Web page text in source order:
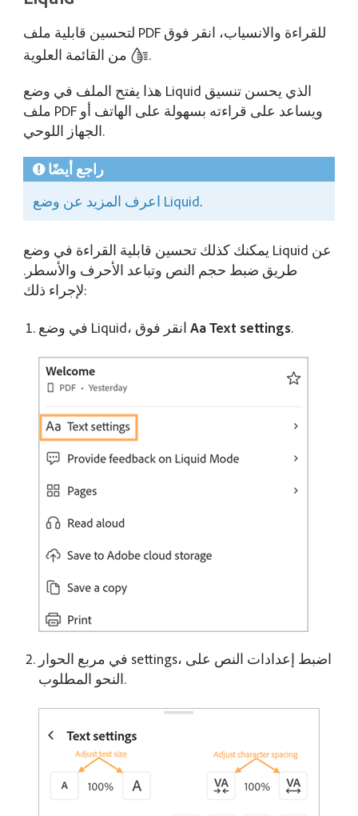
لتحسين قابلية ملف PDF للقراءة والانسياب، انقر فوق
من القائمة العلوية.
هذا يفتح الملف في وضع Liquid الذي يحسن تنسيق
ملف PDF ويساعد على قراءته بسهولة على الهاتف أو
الجهاز اللوحي.
راجع أيضًا
اعرف المزيد عن وضع Liquid.
يمكنك كذلك تحسين قابلية القراءة في وضع Liquid عن
طريق ضبط حجم النص وتباعد الأحرف والأسطر.
لإجراء ذلك:
في وضع Liquid، انقر فوقAa Text settings.
في مربع الحوار settings، اضبط إعدادات النص على
النحو المطلوب.